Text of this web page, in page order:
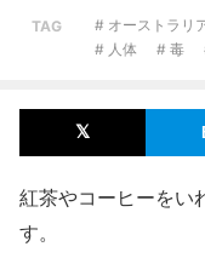
TAG # オーストラリ
# 人体
# 毒
紅茶やコーヒーをい
す。